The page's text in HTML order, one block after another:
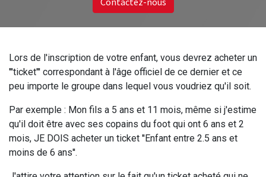
Lors de l'inscription de votre enfant, vous devrez acheter un
'''ticket''' correspondant à l'âge officiel de ce dernier et ce
peu importe le groupe dans lequel vous voudriez qu'il soit.
Par exemple : Mon fils a 5 ans et 11 mois, même si j'estime
qu'il doit être avec ses copains du foot qui ont 6 ans et 2
mois, JE DOIS acheter un ticket ''Enfant entre 2.5 ans et
moins de 6 ans''.